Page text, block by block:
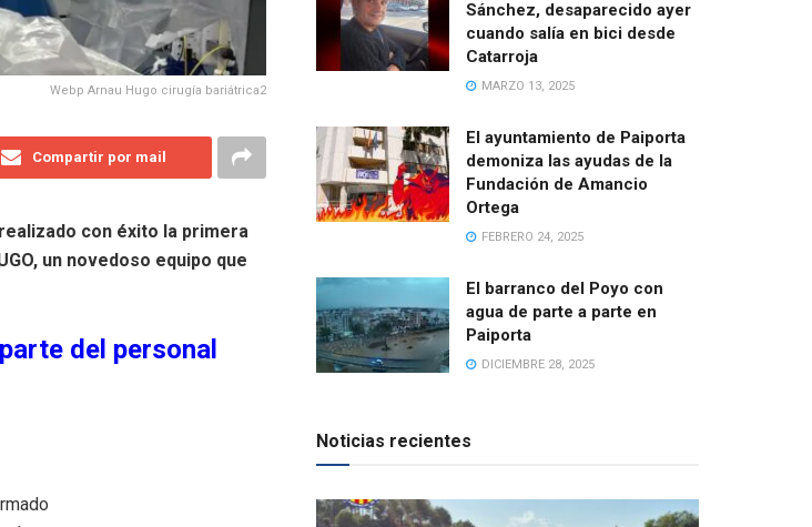
Webp Arnau Hugo cirugía bariátrica2
Compartir por mail
con éxito la primera
un novedoso equipo que
del personal
Sánchez, desaparecido ayer
cuando salía en bici desde
Catarroja
MARZO 13, 2025
El ayuntamiento de Paiporta
demoniza las ayudas de la
Fundación de Amancio
Ortega
FEBRERO 24, 2025
El barranco del Poyo con
agua de parte a parte en
Paiporta
DICIEMBRE 28, 2025
Noticias recientes